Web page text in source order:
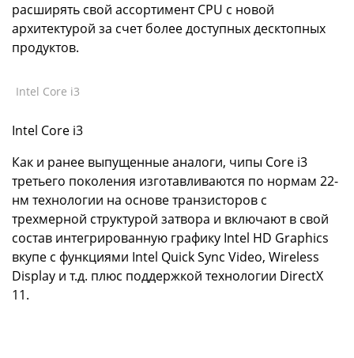
расширять свой ассортимент CPU с новой
архитектурой за счет более доступных десктопных
продуктов.
Intel Core i3
Intel Core i3
Как и ранее выпущенные аналоги, чипы Core i3
третьего поколения изготавливаются по нормам 22-
нм технологии на основе транзисторов с
трехмерной структурой затвора и включают в свой
состав интегрированную графику Intel HD Graphics
вкупе с функциями Intel Quick Sync Video, Wireless
Display и т.д. плюс поддержкой технологии DirectX
11.